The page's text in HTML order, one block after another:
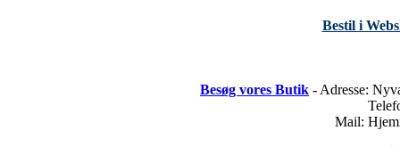
Bestil i
Besøg vores Butik - Adresse:
Mail: